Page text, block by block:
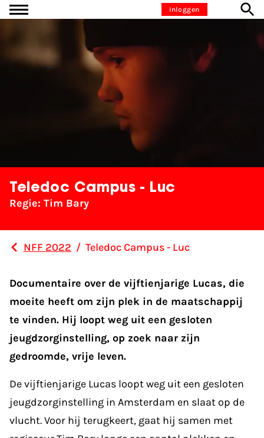
Ga naar inhoudInloggen
Teledoc Campus - Luc
Regie: Tim Bary
NFF 2022 / Teledoc Campus - Luc
Documentaire over de vijftienjarige Lucas, die
moeite heeft om zijn plek in de maatschappij
te vinden. Hij loopt weg uit een gesloten
jeugdzorginstelling, op zoek naar zijn
gedroomde, vrije leven.
De vijftienjarige Lucas loopt weg uit een gesloten
jeugdzorginstelling in Amsterdam en slaat op de
vlucht. Voor hij terugkeert, gaat hij samen met